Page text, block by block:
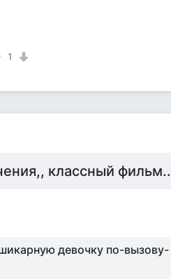
1
классный фильм..
девочку по-вызову-